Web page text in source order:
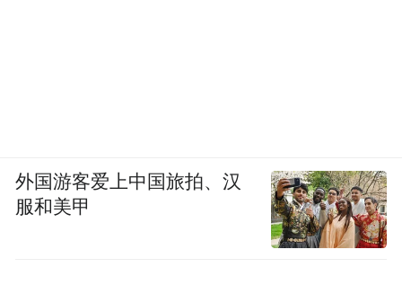
外国游客爱上中国旅拍、汉
服和美甲